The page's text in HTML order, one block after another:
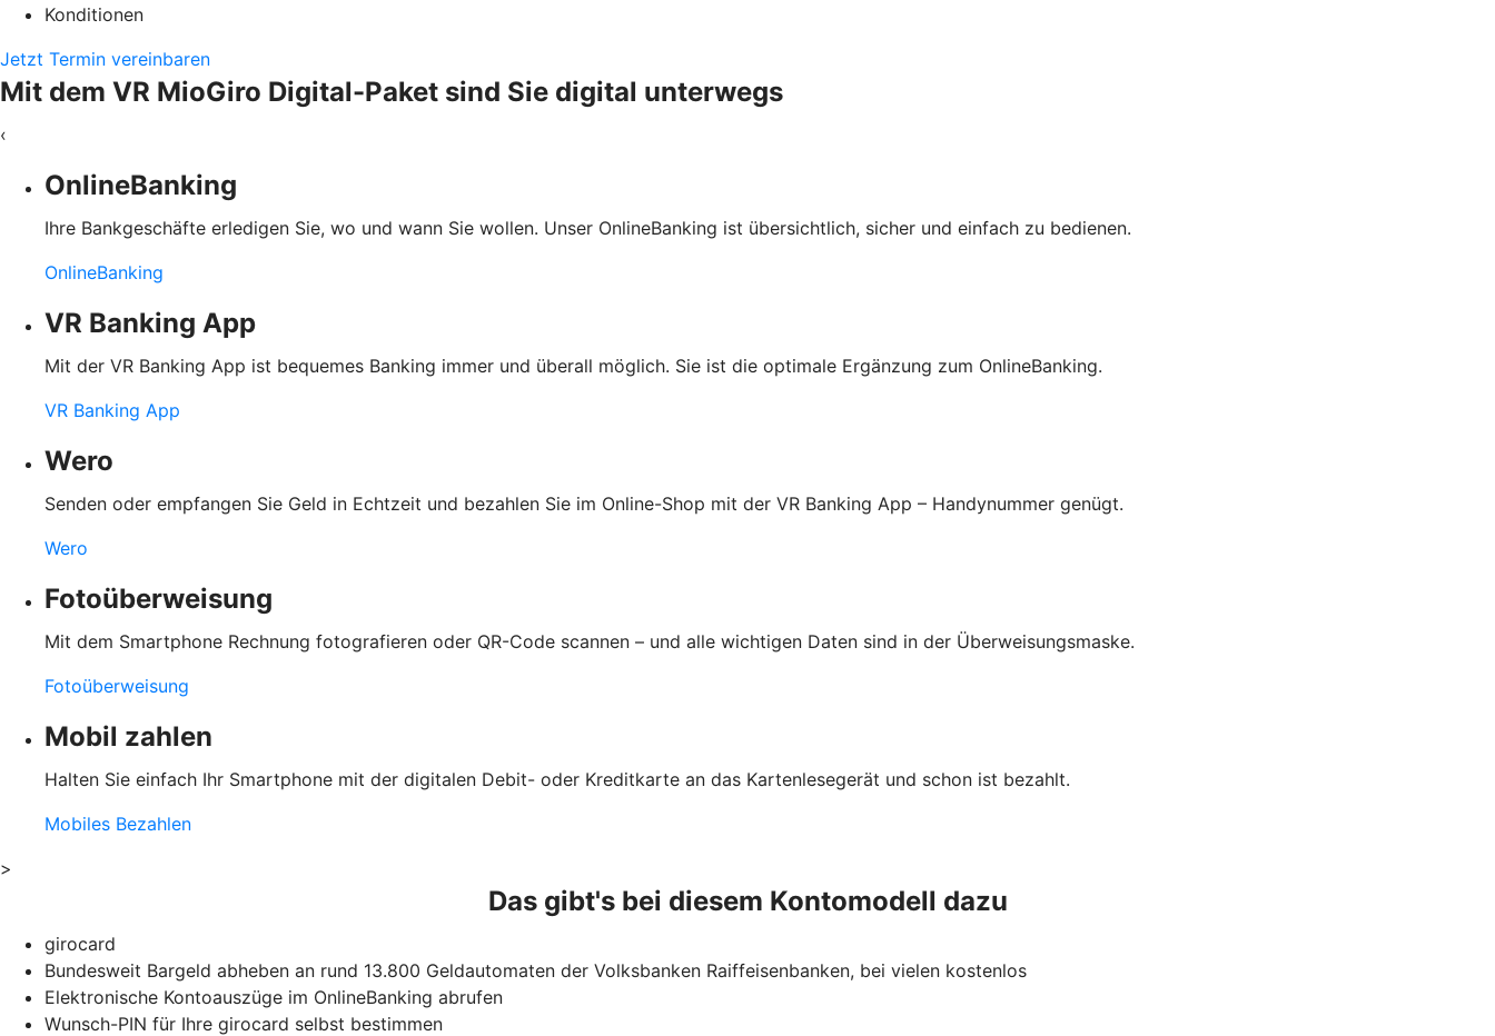
Konditionen
Jetzt Termin vereinbaren
Mit dem VR MioGiro Digital-Paket sind Sie digital unterwegs
‹
OnlineBanking
Ihre Bankgeschäfte erledigen Sie, wo und wann Sie wollen. Unser OnlineBanking ist übersichtlich, sicher und einfach zu bedienen.
OnlineBanking
VR Banking App
Mit der VR Banking App ist bequemes Banking immer und überall möglich. Sie ist die optimale Ergänzung zum OnlineBanking.
VR Banking App
Wero
Senden oder empfangen Sie Geld in Echtzeit und bezahlen Sie im Online-Shop mit der VR Banking App – Handynummer genügt.
Wero
Fotoüberweisung
Mit dem Smartphone Rechnung fotografieren oder QR-Code scannen – und alle wichtigen Daten sind in der Überweisungsmaske.
Fotoüberweisung
Mobil zahlen
Halten Sie einfach Ihr Smartphone mit der digitalen Debit- oder Kreditkarte an das Kartenlesegerät und schon ist bezahlt.
Mobiles Bezahlen
>
Das gibt's bei diesem Kontomodell dazu
girocard
Bundesweit Bargeld abheben an rund 13.800 Geldautomaten der Volksbanken Raiffeisenbanken, bei vielen kostenlos
Elektronische Kontoauszüge im OnlineBanking abrufen
Wunsch-PIN für Ihre girocard selbst bestimmen